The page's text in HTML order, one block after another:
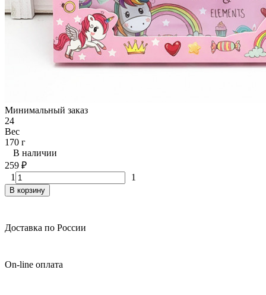
Минимальный заказ
24
Вес
170 г
В наличии
259 ₽
1
1
В корзину
Доставка по России
On-line оплата